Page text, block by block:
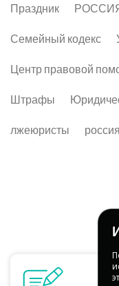
Праздник
Семейный кодекс
Центр правовой
Штрафы
лжеюристы